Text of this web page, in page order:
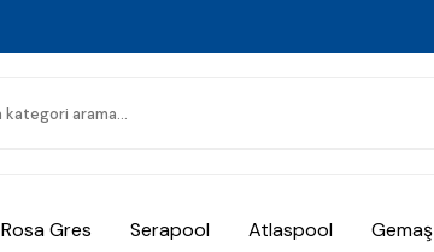
Rosa Gres Serapool Atlaspool Gemaş